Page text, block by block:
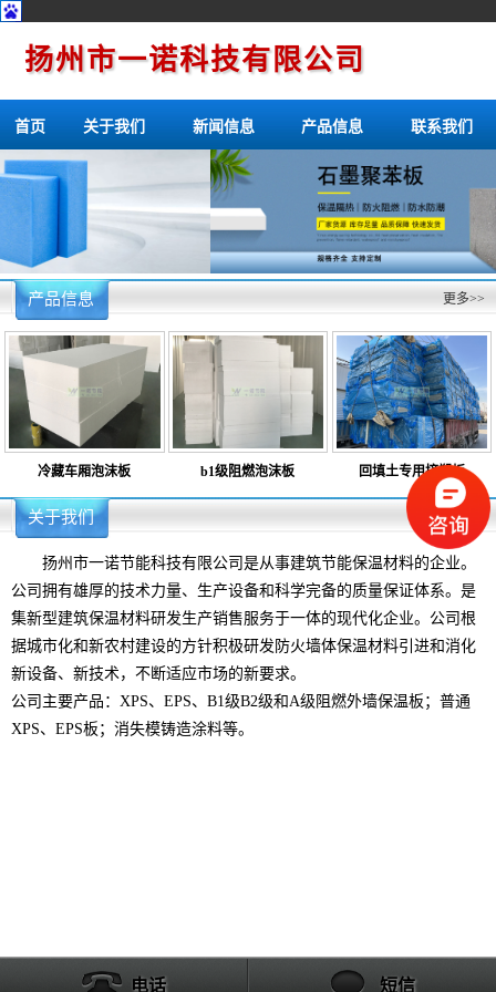
扬州市一诺科技有限公司
首页 关于我们 新闻信息 产品信息 联系我们
产品信息 更多>>
冷藏车厢泡沫板 b1级阻燃泡沫板 回填土专用挤塑板
更多>>
关于我们
扬州市一诺节能科技有限公司是从事建筑节能保温材料的企业。
公司拥有雄厚的技术力量、生产设备和科学完备的质量保证体系。是
集新型建筑保温材料研发生产销售服务于一体的现代化企业。公司根
据城市化和新农村建设的方针积极研发防火墙体保温材料引进和消化
新设备、新技术，不断适应市场的新要求。
公司主要产品：XPS、EPS、B1级B2级和A级阻燃外墙保温板；普通
XPS、EPS板；消失模铸造涂料等。
电话 短信